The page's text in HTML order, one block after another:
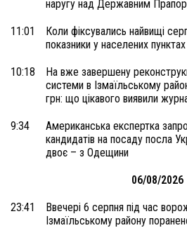
наругу над Державним
11:01
Коли фіксувались найвищі
показники у населених
10:18
На вже завершену
системи в Ізмаїльському
грн: що цікавого виявили
9:34
Американська експертка
кандидатів на посаду посла
двоє – з Одещини
06/08/2026
23:41
Ввечері 6 серпня під час
Ізмаїльському району